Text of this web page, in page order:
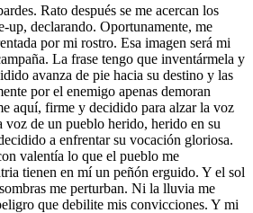
Rato después se me acercan los
up, declarando. Oportunamente, me
por mi rostro. Esa imagen será mi
La frase tengo que inventármela y
avanza de pie hacia su destino y las
por el enemigo apenas demoran
aquí, firme y decidido para alzar la voz
de un pueblo herido, herido en su
a enfrentar su vocación gloriosa.
valentía lo que el pueblo me
tienen en mí un peñón erguido. Y el sol
me perturban. Ni la lluvia me
que debilite mis convicciones. Y mi